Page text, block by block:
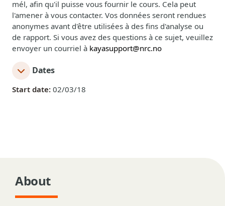
mél, afin qu'il puisse vous fournir le cours. Cela peut
l'amener à vous contacter. Vos données seront rendues
anonymes avant d'être utilisées à des fins d'analyse ou
de rapport. Si vous avez des questions à ce sujet, veuillez
envoyer un courriel à kayasupport@nrc.no
Dates
Start date: 02/03/18
About